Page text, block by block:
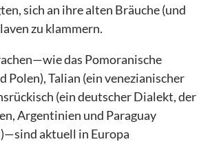
sich an ihre alten Bräuche (und
zu klammern.
das Pomoranische
Polen), Talian (ein venezianischer
(ein deutscher Dialekt, der
Argentinien und Paraguay
aktuell in Europa